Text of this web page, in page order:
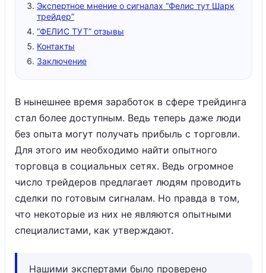
Экспертное мнение о сигналах “Фелис тут Шарк
трейдер”
“ФЕЛИС ТУТ” отзывы
Контакты
Заключение
В нынешнее время заработок в сфере трейдинга
стал более доступным. Ведь теперь даже люди
без опыта могут получать прибыль с торговли.
Для этого им необходимо найти опытного
торговца в социальных сетях. Ведь огромное
число трейдеров предлагает людям проводить
сделки по готовым сигналам. Но правда в том,
что некоторые из них не являются опытными
специалистами, как утверждают.
Нашими экспертами было проверено